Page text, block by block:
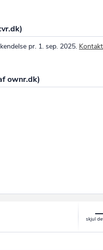
pr. 1. sep. 2025.
ownr.dk)